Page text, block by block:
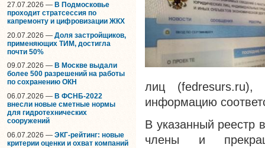
27.07.2026 — В Подмосковье
проходит стратсессия по
капремонту и цифровизации ЖКХ
20.07.2026 — Доля застройщиков,
применяющих ТИМ, достигла
почти 50%
09.07.2026 — В Москве выдали
более 500 разрешений на работы
по сохранению ОКН
06.07.2026 — В ФСНБ-2022
внесли новые сметные нормы
для гидротехнических
сооружений
06.07.2026 — ЭКГ-рейтинг: новые
критерии оценки и охват компаний
лиц
информацию
В указанный реестр
члены и